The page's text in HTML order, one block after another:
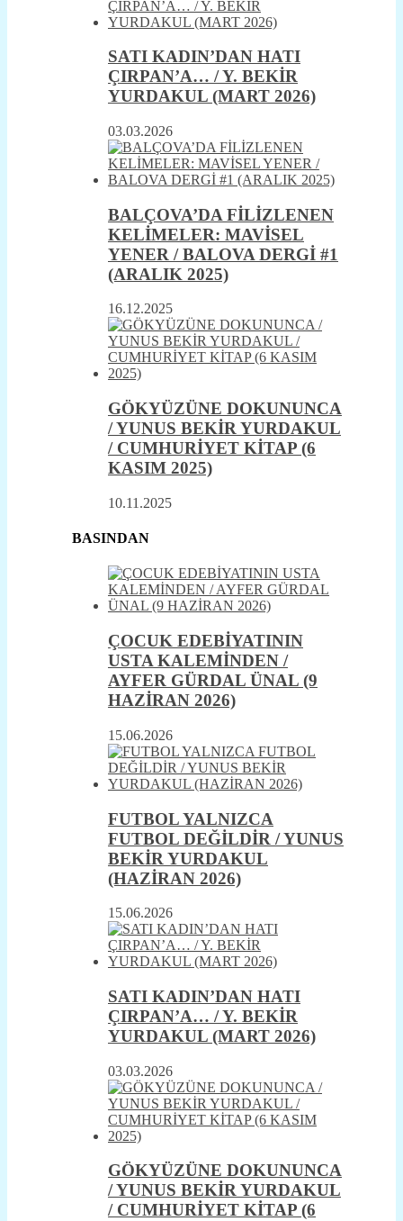
SATI KADIN’DAN HATI
ÇIRPAN’A… / Y. BEKİR
YURDAKUL (MART 2026)
03.03.2026
BALÇOVA’DA FİLİZLENEN
KELİMELER: MAVİSEL
YENER / BALOVA DERGİ #1
(ARALIK 2025)
16.12.2025
GÖKYÜZÜNE DOKUNUNCA
/ YUNUS BEKİR YURDAKUL
/ CUMHURİYET KİTAP (6
KASIM 2025)
10.11.2025
BASINDAN
ÇOCUK EDEBİYATININ
USTA KALEMİNDEN /
AYFER GÜRDAL ÜNAL (9
HAZİRAN 2026)
15.06.2026
FUTBOL YALNIZCA
FUTBOL DEĞİLDİR / YUNUS
BEKİR YURDAKUL
(HAZİRAN 2026)
15.06.2026
SATI KADIN’DAN HATI
ÇIRPAN’A… / Y. BEKİR
YURDAKUL (MART 2026)
03.03.2026
GÖKYÜZÜNE DOKUNUNCA
/ YUNUS BEKİR YURDAKUL
/ CUMHURİYET KİTAP (6